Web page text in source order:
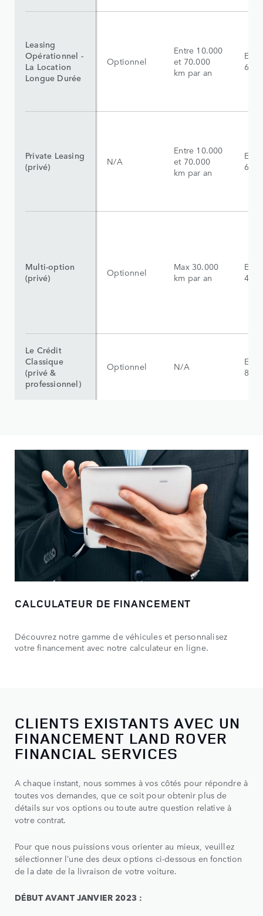
Optionnel
Entre 10.000
et 70.000
km par an
60
N/A
Entre 10.000
et 70.000
km par an
60
Optionnel
Max 30.000
km par an
48
Optionnel N/A
84
Leasing
Opérationnel -
La Location
Longue Durée
Private Leasing
(privé)
Multi-option
(privé)
Le Crédit
Classique
(privé &
professionnel)
CALCULATEUR DE FINANCEMENT
Découvrez notre gamme de véhicules et personnalisez
votre financement avec notre calculateur en ligne.
CLIENTS EXISTANTS AVEC UN
FINANCEMENT LAND ROVER
FINANCIAL SERVICES
A chaque instant, nous sommes à vos côtés pour répondre à
toutes vos demandes, que ce soit pour obtenir plus de
détails sur vos options ou toute autre question relative à
votre contrat.
Pour que nous puissions vous orienter au mieux, veuillez
sélectionner l’une des deux options ci-dessous en fonction
de la date de la livraison de votre voiture.
DÉBUT AVANT JANVIER 2023 :